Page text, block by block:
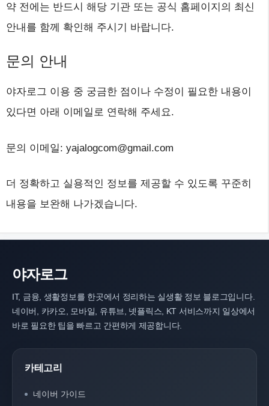
약 전에는 반드시 해당 기관 또는 공식 홈페이지의 최신
안내를 함께 확인해 주시기 바랍니다.
문의 안내
야자로그 이용 중 궁금한 점이나 수정이 필요한 내용이
있다면 아래 이메일로 연락해 주세요.
문의 이메일: yajalogcom@gmail.com
더 정확하고 실용적인 정보를 제공할 수 있도록 꾸준히
내용을 보완해 나가겠습니다.
야자로그
IT, 금융, 생활정보를 한곳에서 정리하는 실생활 정보 블로그입니다.
네이버, 카카오, 모바일, 유튜브, 넷플릭스, KT 서비스까지 일상에서
바로 필요한 팁을 빠르고 간편하게 제공합니다.
카테고리
네이버 가이드